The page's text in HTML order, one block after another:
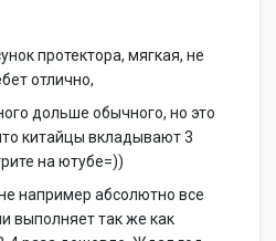
протектора, мягкая, не
отлично,
дольше обычного, но это
китайцы вкладывают 3
на ютубе=))
например абсолютно все
выполняет так же как